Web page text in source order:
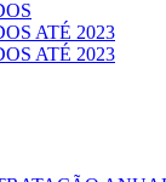
ATÉ 2023
ATÉ 2023